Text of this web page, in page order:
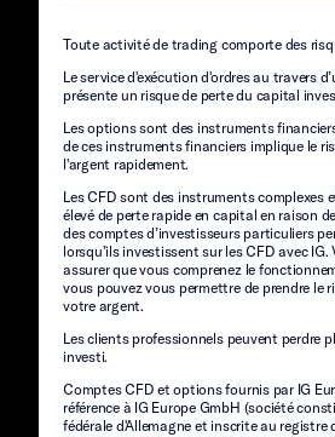
Toute activité de trading comporte des
Le service d'exécution d'ordres au travers
présente un risque de perte du capital
Les options sont des instruments
de ces instruments financiers implique le
l'argent rapidement.
Les CFD sont des instruments complexes
élevé de perte rapide en capital en raison de
des comptes d’investisseurs particuliers
lorsqu’ils investissent sur les CFD avec IG.
assurer que vous comprenez le
vous pouvez vous permettre de prendre le
votre argent.
Les clients professionnels peuvent perdre
investi.
Comptes CFD et options fournis par IG
référence à IG Europe GmbH (société
fédérale d'Allemagne et inscrite au registre